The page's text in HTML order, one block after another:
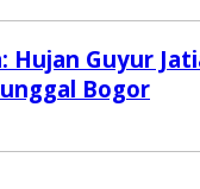
Hujan Guyur
Bogor